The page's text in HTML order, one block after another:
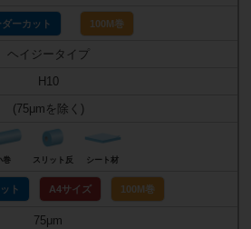
ーカット 100M巻
ヘイジータイプ
H10
(75μmを除く)
巻 スリット反 シート材
ト A4サイズ 100M巻
75μm